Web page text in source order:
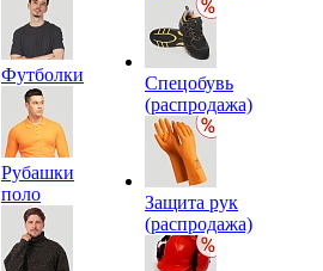
Футболки
Рубашки
поло
Спецобувь
(распродажа)
Защита рук
(распродажа)